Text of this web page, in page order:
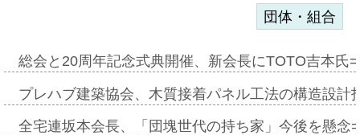
団体・組合
総会と20周年記念式典開催、新会長にTOTO吉本氏
プレハブ建築協会、木質接着パネル工法の構造設
全宅連坂本会長、「団塊世代の持ち家」今後を懸